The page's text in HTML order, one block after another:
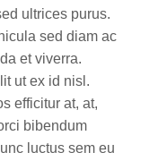
ultrices purus.
sed diam ac
et viverra.
ut ex id nisl.
efficitur at, at,
bibendum
luctus sem eu